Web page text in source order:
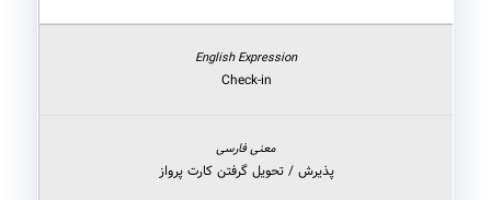
Check-in
پذیرش / تحویل گرفتن کارت پرواز